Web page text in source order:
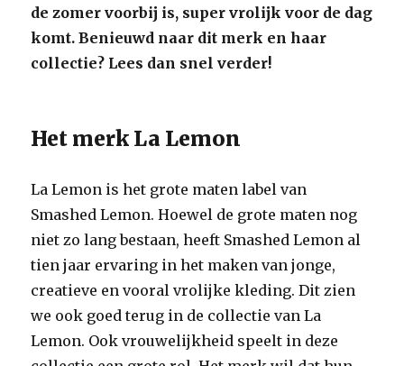
de zomer voorbij is, super vrolijk voor de dag
komt. Benieuwd naar dit merk en haar
collectie? Lees dan snel verder!
Het merk La Lemon
La Lemon is het grote maten label van
Smashed Lemon. Hoewel de grote maten nog
niet zo lang bestaan, heeft Smashed Lemon al
tien jaar ervaring in het maken van jonge,
creatieve en vooral vrolijke kleding. Dit zien
we ook goed terug in de collectie van La
Lemon. Ook vrouwelijkheid speelt in deze